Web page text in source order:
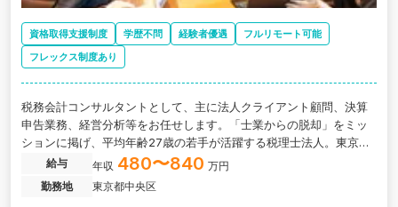
資格取得支援制度 学歴不問 経験者優遇
フルリモート可能
フレックス制度あり
税務会計コンサルタントとして、主に法人クライアント顧問、決算
申告業務、経営分析等をお任せします。「士業からの脱却」をミッ
ションに掲げ、平均年齢27歳の若手が活躍する税理士法人。東京支
店新規立ち上げにあたり、新たなメンバーを募集しています。
給与 年収 480〜840 万円
勤務地
東京都中央区